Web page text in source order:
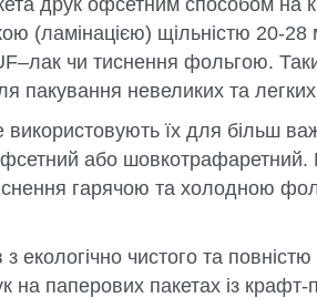
друк офсетним способом на
(ламінацією) щільністю 20-
чи тиснення фольгою.
пакування невеликих та
використовують їх для більш
або
гарячою та холодною
екологічно чистого та
на паперових пакетах із